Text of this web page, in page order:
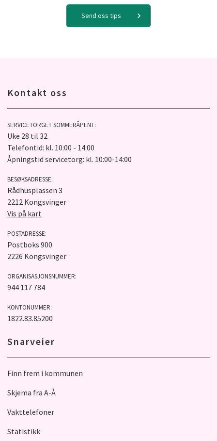
Send oss tips
Kontakt oss
SERVICETORGET SOMMERÅPENT:
Uke 28 til 32
Telefontid: kl. 10:00 - 14:00
Åpningstid servicetorg: kl. 10:00-14:00
BESØKSADRESSE:
Rådhusplassen 3
2212 Kongsvinger
Vis på kart
POSTADRESSE:
Postboks 900
2226 Kongsvinger
ORGANISASJONSNUMMER:
944 117 784
KONTONUMMER:
1822.83.85200
Snarveier
Finn frem i kommunen
Skjema fra A-Å
Vakttelefoner
Statistikk